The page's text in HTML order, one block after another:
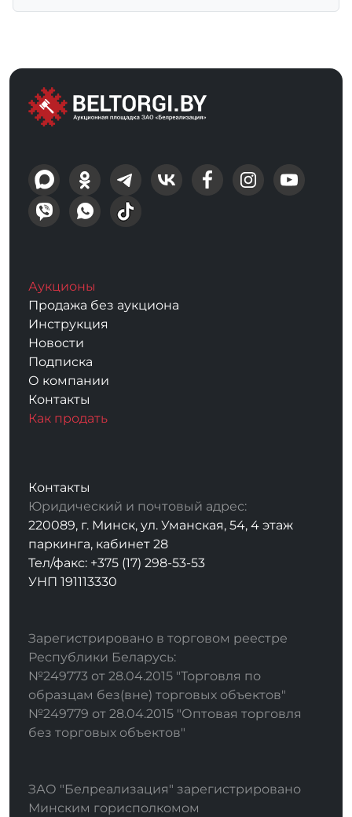
Аукционы
Продажа без аукциона
Инструкция
Новости
Подписка
О компании
Контакты
Как продать
Контакты
Юридический и почтовый адрес:
220089, г. Минск, ул. Уманская, 54, 4 этаж
паркинга, кабинет 28
Тел/факс: +375 (17) 298-53-53
УНП 191113330
Зарегистрировано в торговом реестре
Республики Беларусь:
№249773 от 28.04.2015 "Торговля по
образцам без(вне) торговых объектов"
№249779 от 28.04.2015 "Оптовая торговля
без торговых объектов"
ЗАО "Белреализация" зарегистрировано
Минским горисполкомом